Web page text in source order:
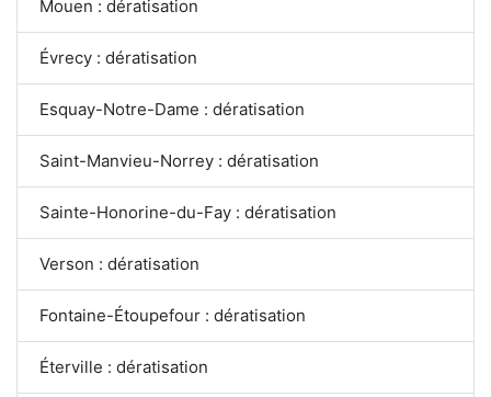
Mouen : dératisation
Évrecy : dératisation
Esquay-Notre-Dame : dératisation
Saint-Manvieu-Norrey : dératisation
Sainte-Honorine-du-Fay : dératisation
Verson : dératisation
Fontaine-Étoupefour : dératisation
Éterville : dératisation